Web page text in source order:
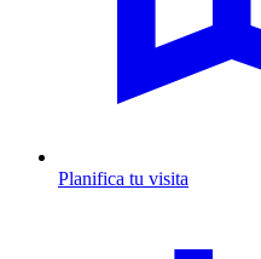
Planifica tu visita